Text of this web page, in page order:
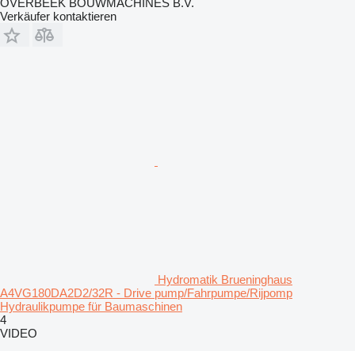
Verkäufer kontaktieren
Hydromatik Brueninghaus
A4VG180DA2D2/32R - Drive pump/Fahrpumpe/Rijpomp
Hydraulikpumpe für Baumaschinen
4
VIDEO